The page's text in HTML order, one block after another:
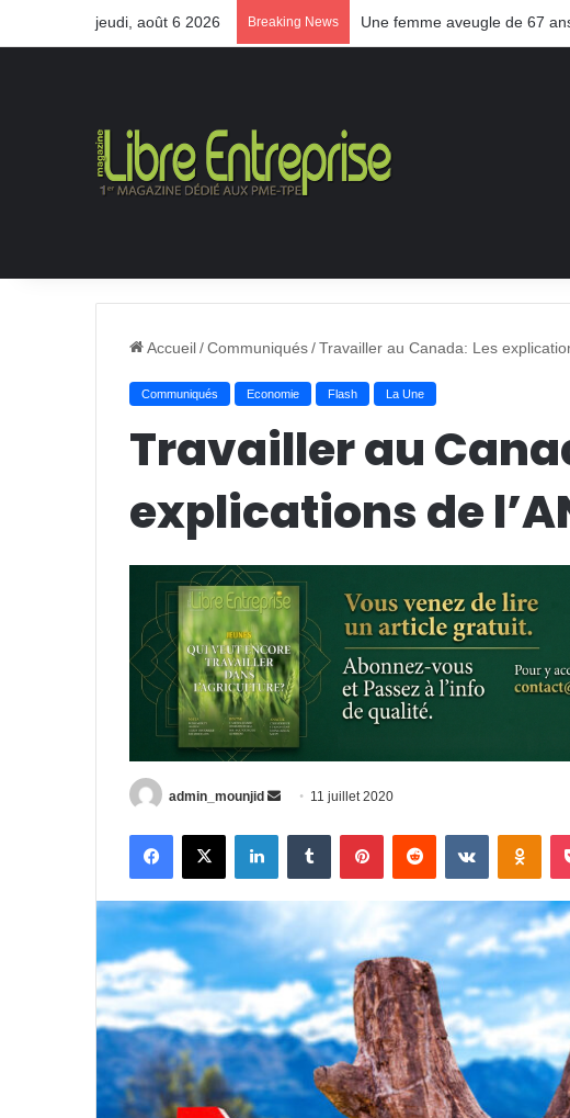
jeudi, août 6 2026 Breaking News Une femme aveugle de 67
Accueil/Communiqués/Travailler au Canada: Les
Communiqués Economie Flash La Une
Travailler au
explications de
admin_mounjid
Envoyer
courriel
11 juillet 2020
Facebook
X LinkedinTumblr PinterestReddit VKontakte